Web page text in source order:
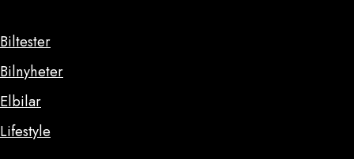
Biltester
Bilnyheter
Elbilar
Lifestyle